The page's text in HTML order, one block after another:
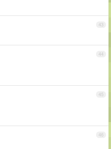
43
44
45
46